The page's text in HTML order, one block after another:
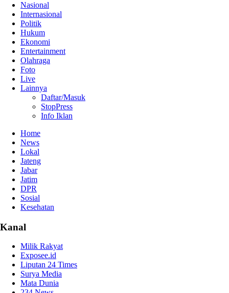
Nasional
Internasional
Politik
Hukum
Ekonomi
Entertainment
Olahraga
Foto
Live
Lainnya
Daftar/Masuk
StopPress
Info Iklan
Home
News
Lokal
Jateng
Jabar
Jatim
DPR
Sosial
Kesehatan
Kanal
Milik Rakyat
Exposee.id
Liputan 24 Times
Surya Media
Mata Dunia